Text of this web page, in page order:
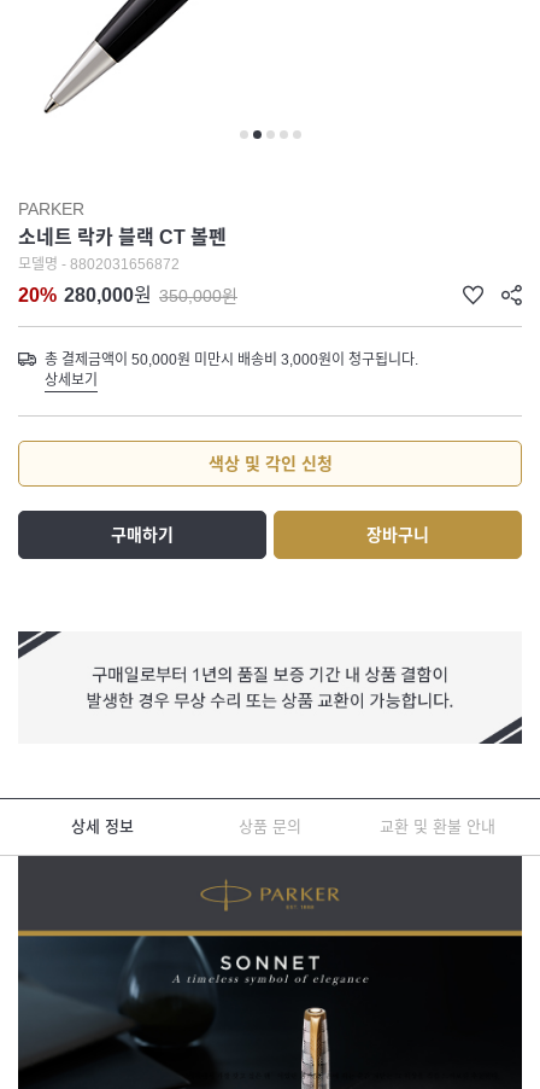
PARKER
소네트 락카 블랙 CT 볼펜
모델명 - 8802031656872
20% 280,000원 350,000원
총 결제금액이 50,000원 미만시 배송비 3,000원이 청구됩니다.
상세보기
색상 및 각인 신청
구매하기 장바구니
상세 정보 상품 문의 교환 및 환불 안내